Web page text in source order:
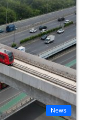
News